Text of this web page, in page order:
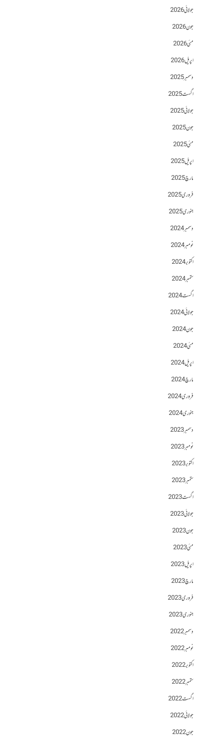
جولائی 2026
جون 2026
مئی 2026
اپریل 2026
دسمبر 2025
اگست 2025
جولائی 2025
جون 2025
مئی 2025
اپریل 2025
مارچ 2025
فروری 2025
جنوری 2025
دسمبر 2024
نومبر 2024
اکتوبر 2024
ستمبر 2024
اگست 2024
جولائی 2024
جون 2024
مئی 2024
اپریل 2024
مارچ 2024
فروری 2024
جنوری 2024
دسمبر 2023
نومبر 2023
اکتوبر 2023
ستمبر 2023
اگست 2023
جولائی 2023
جون 2023
مئی 2023
اپریل 2023
مارچ 2023
فروری 2023
جنوری 2023
دسمبر 2022
نومبر 2022
اکتوبر 2022
ستمبر 2022
اگست 2022
جولائی 2022
جون 2022